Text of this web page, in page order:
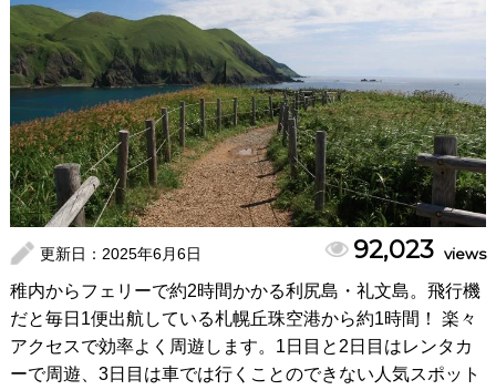
更新日： 2025年6月6日 92,023 views
稚内からフェリーで約2時間かかる利尻島・礼文島。飛行機
だと毎日1便出航している札幌丘珠空港から約1時間！ 楽々
アクセスで効率よく周遊します。1日目と2日目はレンタカ
ーで周遊、3日目は車では行くことのできない人気スポット